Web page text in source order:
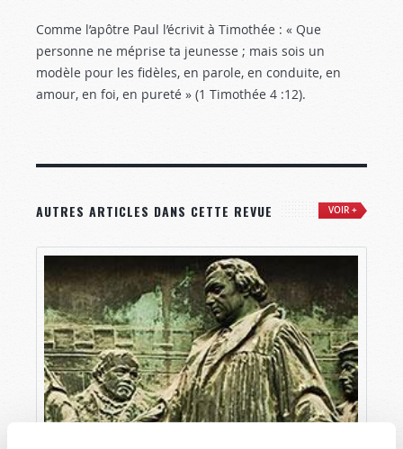
Comme l’apôtre Paul l’écrivit à Timothée : « Que
personne ne méprise ta jeunesse ; mais sois un
modèle pour les fidèles, en parole, en conduite, en
amour, en foi, en pureté » (1 Timothée 4 :12).
AUTRES ARTICLES DANS CETTE REVUE VOIR +